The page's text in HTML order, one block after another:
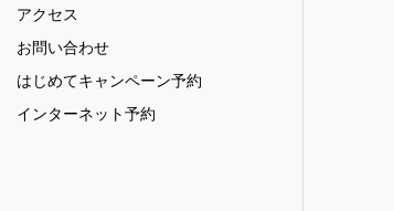
アクセス
お問い合わせ
はじめてキャンペーン予約
インターネット予約